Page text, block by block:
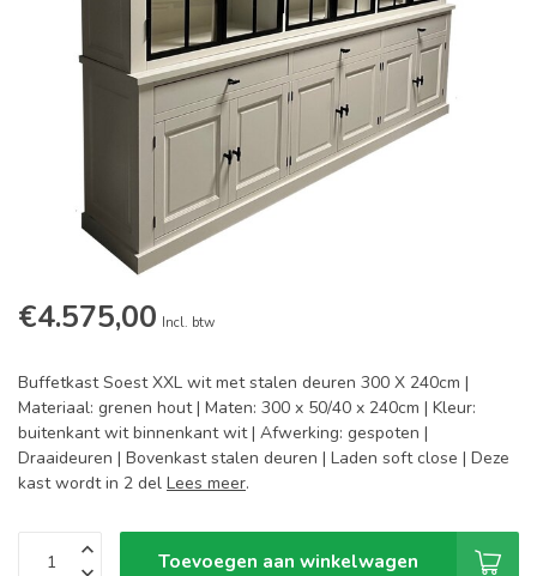
€4.575,00 Incl. btw
Buffetkast Soest XXL wit met stalen deuren 300 X 240cm |
Materiaal: grenen hout | Maten: 300 x 50/40 x 240cm | Kleur:
buitenkant wit binnenkant wit | Afwerking: gespoten |
Draaideuren | Bovenkast stalen deuren | Laden soft close | Deze
kast wordt in 2 del Lees meer.
Toevoegen aan winkelwagen